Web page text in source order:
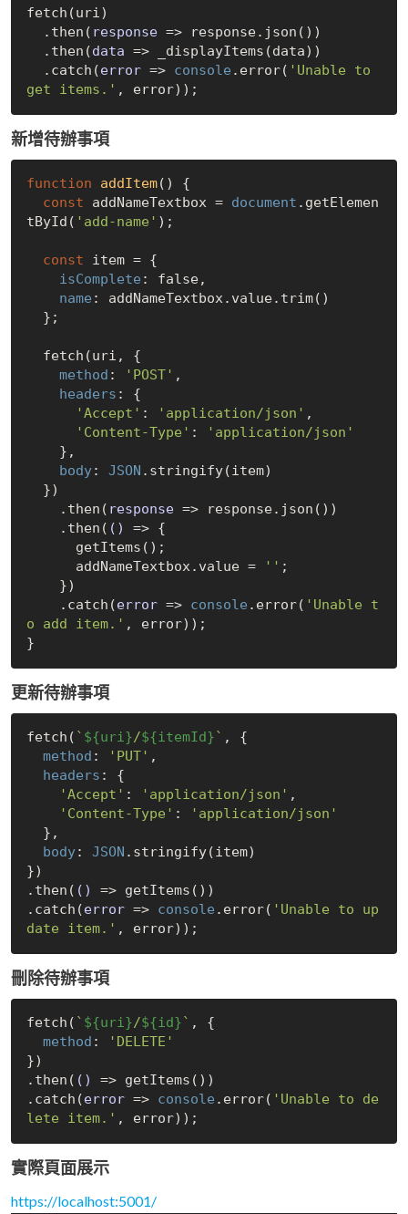
fetch(uri)
  .then(
response => response.json())
  .then(
data => _displayItems(data))
  .catch(
error => console .error( 'Unable to
get items.'
新增待辦事項
function addItem( ) {
const addNameTextbox = document .getElemen
tById( 'add-name' );
const item = {
isComplete : false,
name : addNameTextbox.value.trim()
method : 'POST' ,
headers : {
'Accept' : 'application/json' ,
'Content-Type' :
'application/json'
body: JSON .stringify(item)
    .then(
response => response.json())
    .then(
() => {
      addNameTextbox.value =
'' ;
    .catch(
error => console .error( 'Unable t
o add item.' , error));
更新待辦事項
fetch( ` ${uri}/${itemId} ` , {
method : 'PUT' ,
headers : {
'Accept' : 'application/json' ,
'Content-Type' :
'application/json'
body: JSON .stringify(item)
})
.then( () => getItems())
.catch(error => console .error( 'Unable to up
date item.'
刪除待辦事項
fetch( ` ${uri}/${id} ` , {
method :
'DELETE'
})
.then( () => getItems())
.catch(error => console .error( 'Unable to de
lete item.'
實際頁面展示
https://localhost:5001/